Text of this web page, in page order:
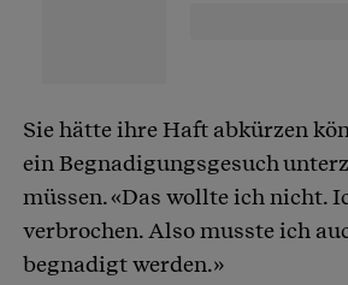
Sie hätte ihre Haft abkürzen
ein Begnadigungsgesuch
müssen. «Das wollte ich nicht.
verbrochen. Also musste ich
begnadigt werden.»